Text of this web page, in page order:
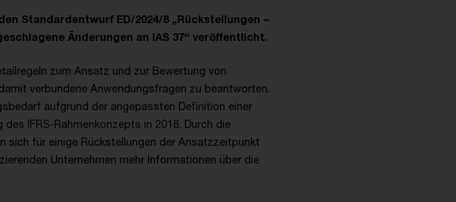
Standardentwurf ED/2024/8 „Rückstellungen –
Änderungen an IAS 37“ veröffentlicht.
zum Ansatz und zur Bewertung von
verbundene Anwendungsfragen zu beantworten.
aufgrund der angepassten Definition einer
IFRS-Rahmenkonzepts in 2018. Durch die
sich für einige Rückstellungen der Ansatzzeitpunkt
Unternehmen mehr Informationen über die